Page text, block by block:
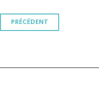
Navigation
PRÉCÉDENT